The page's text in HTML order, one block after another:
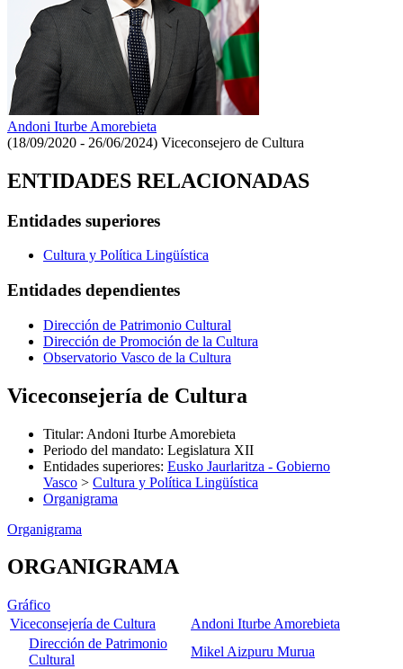
Andoni Iturbe Amorebieta
(18/09/2020 - 26/06/2024) Viceconsejero de Cultura
ENTIDADES RELACIONADAS
Entidades superiores
Cultura y Política Lingüística
Entidades dependientes
Dirección de Patrimonio Cultural
Dirección de Promoción de la Cultura
Observatorio Vasco de la Cultura
Viceconsejería de Cultura
Titular: Andoni Iturbe Amorebieta
Periodo del mandato: Legislatura XII
Entidades superiores: Eusko Jaurlaritza - Gobierno
Vasco > Cultura y Política Lingüística
Organigrama
Organigrama
ORGANIGRAMA
Gráfico
Viceconsejería de Cultura
Andoni Iturbe Amorebieta
Dirección de Patrimonio
Cultural
Mikel Aizpuru Murua